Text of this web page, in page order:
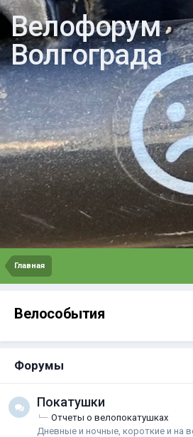
Велофорум
Волгограда
Главная
Велособытия
Форумы
Покатушки
Отчеты о велопокатушках
Дневные и ночные, короткие и на